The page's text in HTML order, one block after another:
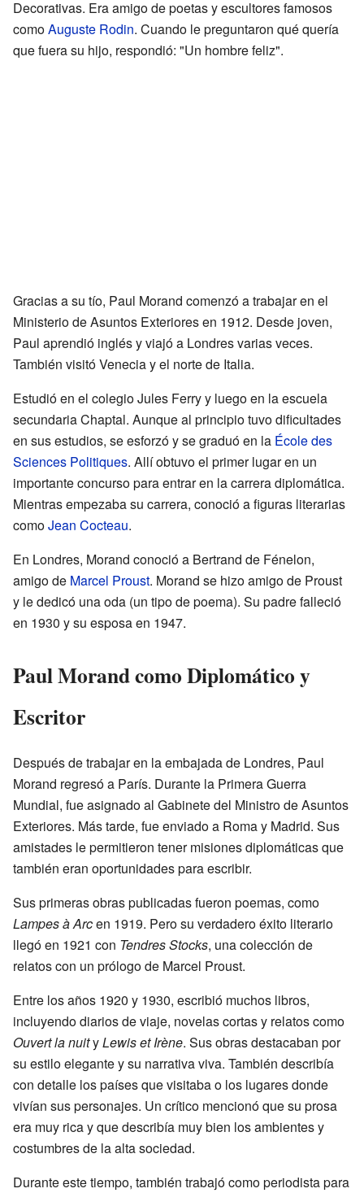
Decorativas. Era amigo de poetas y escultores famosos
comoAuguste Rodin. Cuando le preguntaron qué quería
que fuera su hijo, respondió: "Un hombre feliz".
Gracias a su tío, Paul Morand comenzó a trabajar en el
Ministerio de Asuntos Exteriores en 1912. Desde joven,
Paul aprendió inglés y viajó a Londres varias veces.
También visitó Venecia y el norte de Italia.
Estudió en el colegio Jules Ferry y luego en la escuela
secundaria Chaptal. Aunque al principio tuvo dificultades
en sus estudios, se esforzó y se graduó en la École des
Sciences Politiques. Allí obtuvo el primer lugar en un
importante concurso para entrar en la carrera diplomática.
Mientras empezaba su carrera, conoció a figuras literarias
comoJean Cocteau.
En Londres, Morand conoció a Bertrand de Fénelon,
amigo de Marcel Proust. Morand se hizo amigo de Proust
y le dedicó una oda (un tipo de poema). Su padre falleció
en 1930 y su esposa en 1947.
Paul Morand como Diplomático y
Escritor
Después de trabajar en la embajada de Londres, Paul
Morand regresó a París. Durante la Primera Guerra
Mundial, fue asignado al Gabinete del Ministro de Asuntos
Exteriores. Más tarde, fue enviado a Roma y Madrid. Sus
amistades le permitieron tener misiones diplomáticas que
también eran oportunidades para escribir.
Sus primeras obras publicadas fueron poemas, como
Lampes à Arcen 1919. Pero su verdadero éxito literario
llegó en 1921 con Tendres Stocks, una colección de
relatos con un prólogo de Marcel Proust.
Entre los años 1920 y 1930, escribió muchos libros,
incluyendo diarios de viaje, novelas cortas y relatos como
Ouvert la nuityLewis et Irène. Sus obras destacaban por
su estilo elegante y su narrativa viva. También describía
con detalle los países que visitaba o los lugares donde
vivían sus personajes. Un crítico mencionó que su prosa
era muy rica y que describía muy bien los ambientes y
costumbres de la alta sociedad.
Durante este tiempo, también trabajó como periodista para